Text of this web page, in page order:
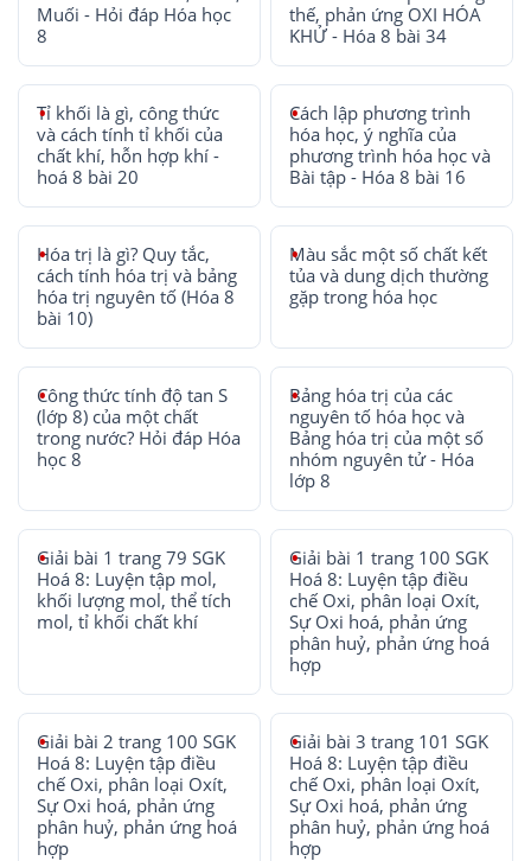
Muối - Hỏi đáp Hóa học
8
thế, phản ứng OXI HÓA
KHỬ - Hóa 8 bài 34
Tỉ khối là gì, công thức
và cách tính tỉ khối của
chất khí, hỗn hợp khí -
hoá 8 bài 20
Cách lập phương trình
hóa học, ý nghĩa của
phương trình hóa học và
Bài tập - Hóa 8 bài 16
Hóa trị là gì? Quy tắc,
cách tính hóa trị và bảng
hóa trị nguyên tố (Hóa 8
bài 10)
Màu sắc một số chất kết
tủa và dung dịch thường
gặp trong hóa học
Công thức tính độ tan S
(lớp 8) của một chất
trong nước? Hỏi đáp Hóa
học 8
Bảng hóa trị của các
nguyên tố hóa học và
Bảng hóa trị của một số
nhóm nguyên tử - Hóa
lớp 8
Giải bài 1 trang 79 SGK
Hoá 8: Luyện tập mol,
khối lượng mol, thể tích
mol, tỉ khối chất khí
Giải bài 1 trang 100 SGK
Hoá 8: Luyện tập điều
chế Oxi, phân loại Oxít,
Sự Oxi hoá, phản ứng
phân huỷ, phản ứng hoá
hợp
Giải bài 2 trang 100 SGK
Hoá 8: Luyện tập điều
chế Oxi, phân loại Oxít,
Sự Oxi hoá, phản ứng
phân huỷ, phản ứng hoá
hợp
Giải bài 3 trang 101 SGK
Hoá 8: Luyện tập điều
chế Oxi, phân loại Oxít,
Sự Oxi hoá, phản ứng
phân huỷ, phản ứng hoá
hợp